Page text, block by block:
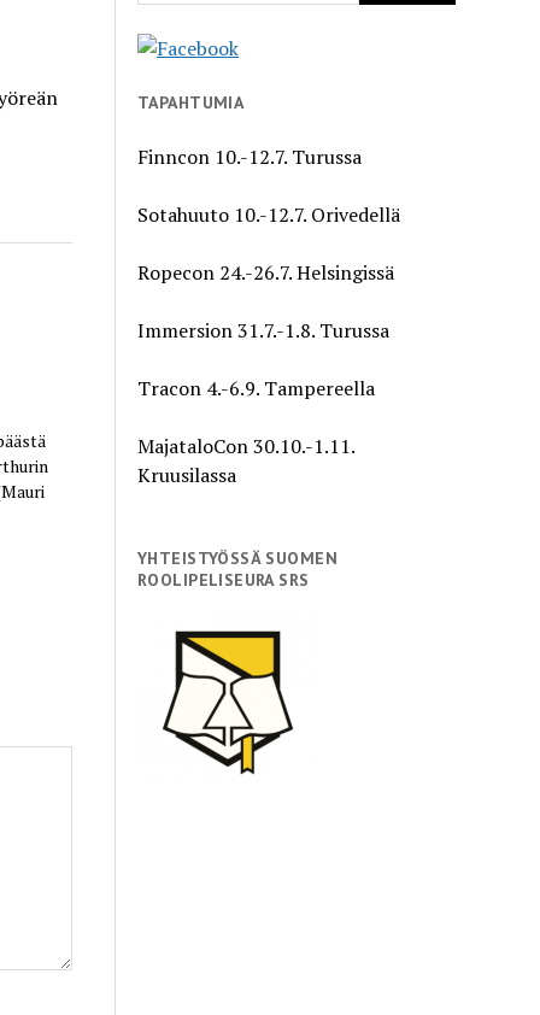
TAPAHTUMIA
Finncon 10.-12.7. Turussa
Sotahuuto 10.-12.7. Orivedellä
Ropecon 24.-26.7. Helsingissä
Immersion 31.7.-1.8. Turussa
Tracon 4.-6.9. Tampereella
MajataloCon 30.10.-1.11.
Kruusilassa
YHTEISTYÖSSÄ SUOMEN
ROOLIPELISEURA SRS